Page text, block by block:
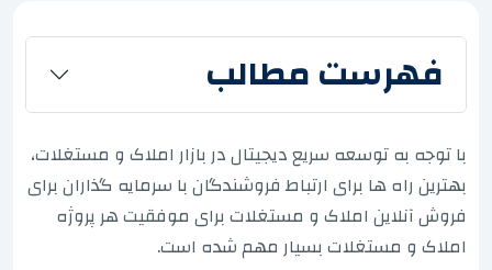
فهرست مطالب
با توجه به توسعه سریع دیجیتال در بازار املاک و مستغلات،
بهترین راه ها برای ارتباط فروشندگان با سرمایه گذاران برای
فروش آنلاین املاک و مستغلات برای موفقیت هر پروژه
املاک و مستغلات بسیار مهم شده است.